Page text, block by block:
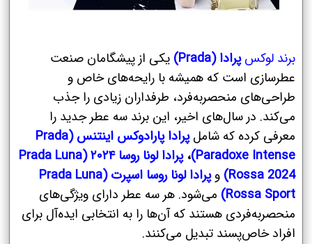
برند لوکسپرادا (Prada)
یکی از پیشگامان صنعت
عطرسازی است که همیشه با رایحه‌های خاص و
طراحی‌های منحصربه‌فرد، طرفداران زیادی را جذب
می‌کند. در سال‌های اخیر، این برند سه عطر جدید را
معرفی کرده که شامل
پرادا پارادوکس اینتنس (Prada
Paradoxe Intense) ،
پرادا لونا روسا ۲۰۲۴ (Prada Luna
Rossa 2024) و
پرادا لونا روسا اسپرت (Prada Luna
Rossa Sport) می‌شود. هر سه عطر دارای ویژگی‌های
منحصربه‌فردی هستند که آن‌ها را به انتخابی ایده‌آل برای
افراد خاص‌پسند تبدیل می‌کنند.